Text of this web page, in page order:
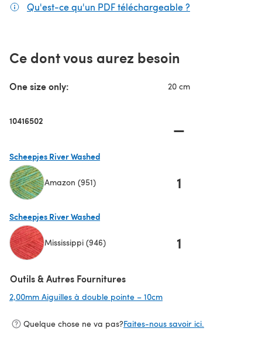
Qu'est-ce qu'un PDF téléchargeable ?
Ce dont vous aurez besoin
One size only: 20 cm
10416502 —
Scheepjes River Washed
Amazon (951) 1
Scheepjes River Washed
Mississippi (946) 1
Outils & Autres Fournitures
2,00mm Aiguilles à double pointe – 10cm
Quelque chose ne va pas?Faites-nous savoir ici.